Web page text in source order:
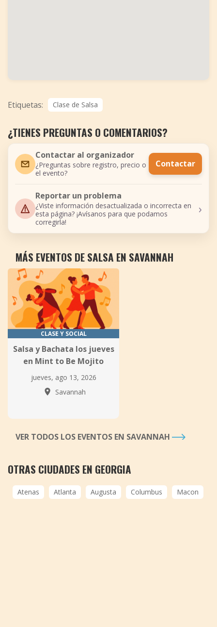
Etiquetas: Clase de Salsa
¿TIENES PREGUNTAS O COMENTARIOS?
Contactar al organizador
¿Preguntas sobre registro, precio o
el evento?
Contactar
Reportar un problema
¿Viste información desactualizada o incorrecta en
esta página? ¡Avísanos para que podamos
corregirla!
›
MÁS EVENTOS DE SALSA EN SAVANNAH
CLASE Y SOCIAL
Salsa y Bachata los jueves
en Mint to Be Mojito
jueves, ago 13, 2026
Savannah
VER TODOS LOS EVENTOS EN SAVANNAH
OTRAS CIUDADES EN GEORGIA
Atenas Atlanta Augusta Columbus Macon